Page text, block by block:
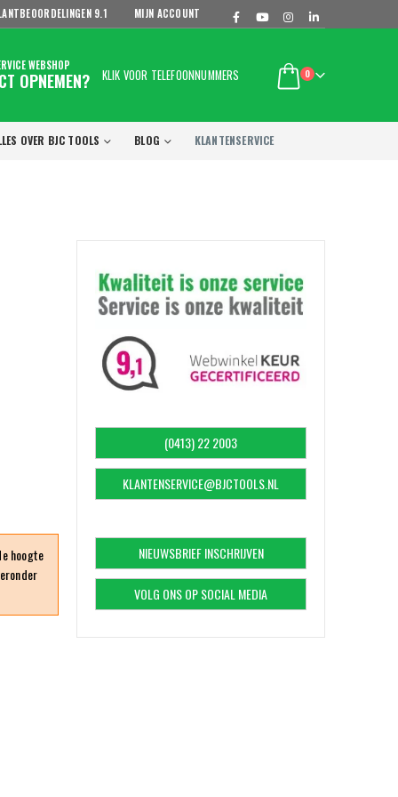
9.1 MIJN ACCOUNT
WEBSHOP
OPNEMEN? KLIK VOOR TELEFOONNUMMERS 0
OVER BJC TOOLS BLOG KLANTENSERVICE
hoogte
(0413) 22 2003
KLANTENSERVICE@BJCTOOLS.NL
NIEUWSBRIEF INSCHRIJVEN
VOLG ONS OP SOCIAL MEDIA